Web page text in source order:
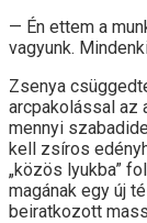
— Én ettem a
vagyunk.
Zsenya
arcpakolással az
mennyi
kell zsíros
„közös lyukba”
magának egy új
beiratkozott